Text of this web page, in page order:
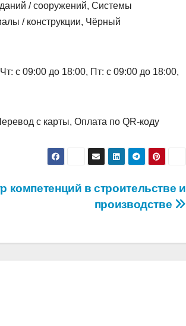
/ сооружений, Системы
/ конструкции, Чёрный
с 09:00 до 18:00, Пт: с 09:00 до 18:00,
с карты, Оплата по QR-коду
компетенций в строительстве и
производстве